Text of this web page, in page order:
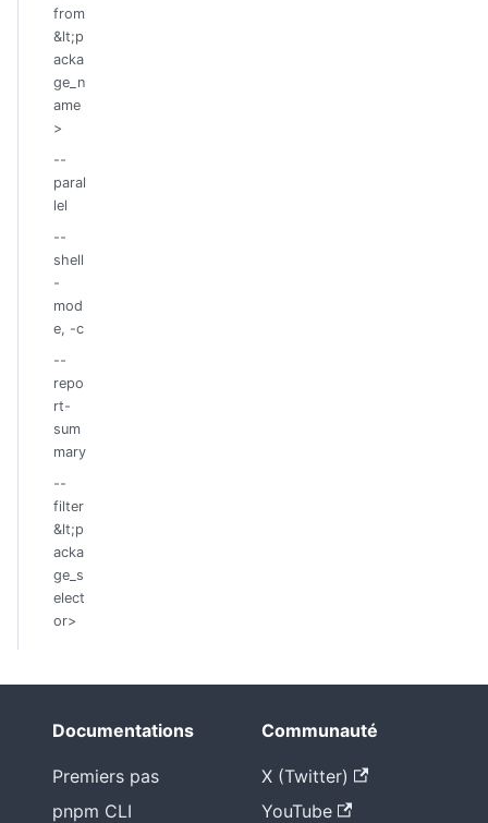
from
&lt;p
acka
ge_n
ame
>
--
paral
lel
--
shell
-
mod
e, -c
--
repo
rt-
sum
mary
--
filter
&lt;p
acka
ge_s
elect
or>
Documentations
Premiers pas
pnpm CLI
Communauté
X (Twitter)
YouTube